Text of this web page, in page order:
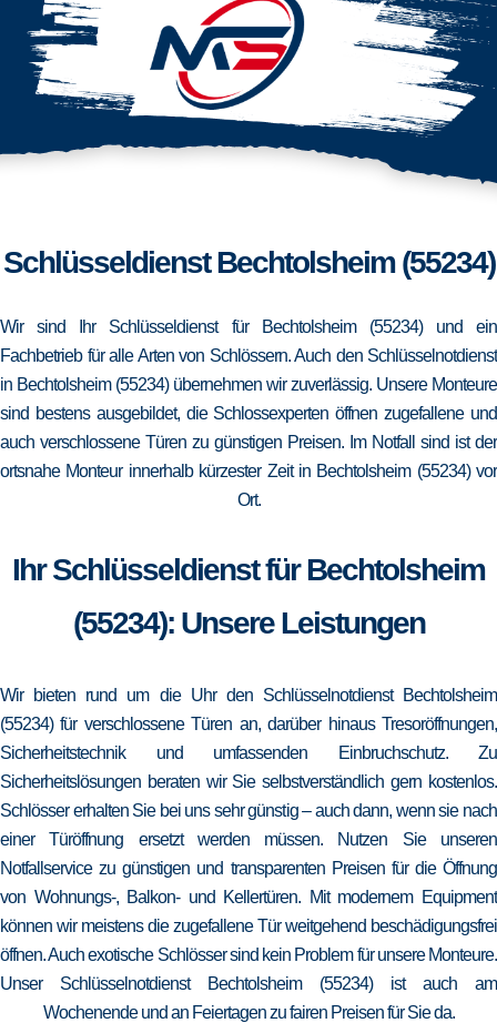
Schlüsseldienst Bechtolsheim (55234)
Wir sind Ihr Schlüsseldienst für Bechtolsheim (55234) und ein
Fachbetrieb für alle Arten von Schlössern. Auch den Schlüsselnotdienst
in Bechtolsheim (55234) übernehmen wir zuverlässig. Unsere Monteure
sind bestens ausgebildet, die Schlossexperten öffnen zugefallene und
auch verschlossene Türen zu günstigen Preisen. Im Notfall sind ist der
ortsnahe Monteur innerhalb kürzester Zeit in Bechtolsheim (55234) vor
Ort.
Ihr Schlüsseldienst für Bechtolsheim
(55234): Unsere Leistungen
Wir bieten rund um die Uhr den Schlüsselnotdienst Bechtolsheim
(55234) für verschlossene Türen an, darüber hinaus Tresoröffnungen,
Sicherheitstechnik und umfassenden Einbruchschutz. Zu
Sicherheitslösungen beraten wir Sie selbstverständlich gern kostenlos.
Schlösser erhalten Sie bei uns sehr günstig – auch dann, wenn sie nach
einer Türöffnung ersetzt werden müssen. Nutzen Sie unseren
Notfallservice zu günstigen und transparenten Preisen für die Öffnung
von Wohnungs-, Balkon- und Kellertüren. Mit modernem Equipment
können wir meistens die zugefallene Tür weitgehend beschädigungsfrei
öffnen. Auch exotische Schlösser sind kein Problem für unsere Monteure.
Unser Schlüsselnotdienst Bechtolsheim (55234) ist auch am
Wochenende und an Feiertagen zu fairen Preisen für Sie da.